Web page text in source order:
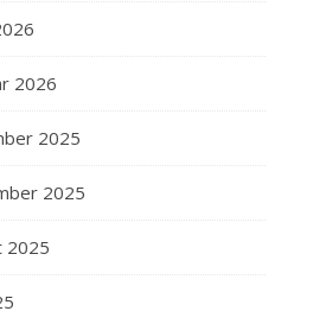
2026
2025
2025
2025